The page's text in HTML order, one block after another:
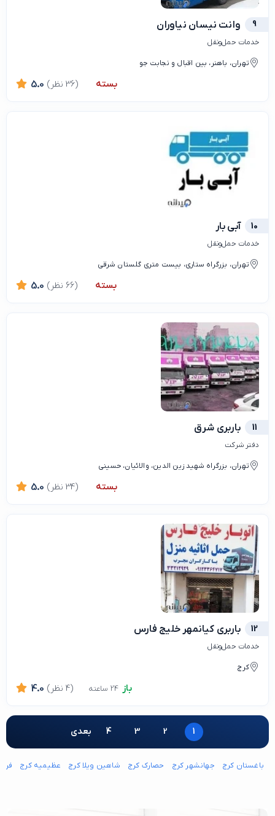
9 وانت نیسان نیاوران
خدمات حمل‌ونقل
تهران، باهنر، بین اقبال و نجابت جو
بسته 5.0 (36 نظر)
10 آبی بار
خدمات حمل‌ونقل
تهران، بزرگراه ستاری، بیست متری گلستان شرقی
بسته 5.0 (66 نظر)
11 باربری شرق
دفتر شرکت
تهران، بزرگراه شهید زین الدین، والائیان، حسینی
بسته 5.0 (34 نظر)
12 باربری کیانمهر خلیج فارس
خدمات حمل‌ونقل
کرج
باز 4.0 (4 نظر)
1
2
3
4 بعدی
باغستان کرج جهانشهر کرج حصارک کرج شاهین ویلا کرج عظیمیه کرج